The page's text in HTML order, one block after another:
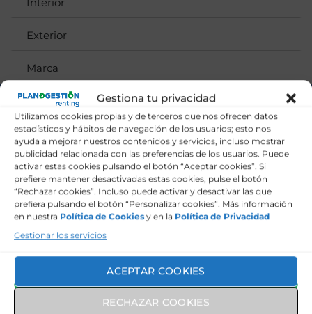
Gestiona tu privacidad
Utilizamos cookies propias y de terceros que nos ofrecen datos
estadísticos y hábitos de navegación de los usuarios; esto nos
ayuda a mejorar nuestros contenidos y servicios, incluso mostrar
publicidad relacionada con las preferencias de los usuarios. Puede
activar estas cookies pulsando el botón “Aceptar cookies”. Si
prefiere mantener desactivadas estas cookies, pulse el botón
“Rechazar cookies”. Incluso puede activar y desactivar las que
prefiera pulsando el botón “Personalizar cookies”. Más información
en nuestra Política de Cookies y en la Política de Privacidad
Gestionar los servicios
ACEPTAR COOKIES
RECHAZAR COOKIES
Exterior
Marca
CUOTA MENSUAL 452€
MÁS IVA
SERVICIOS INCLUIDOS
Seguro a todo riesgo
Mantenimiento y revisiones